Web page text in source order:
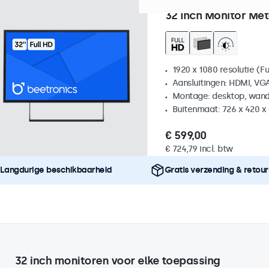
32 Inch Monitor
1920 x 1080 resolutie
Aansluitingen: HDMI,
Montage: desktop,
Buitenmaat: 726 x 420 x
€ 599,00
€ 724,79 incl. btw
Langdurige beschikbaarheid Gratis verzending &
32 inch monitoren voor elke toepassing